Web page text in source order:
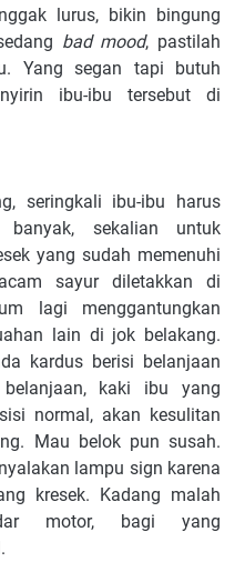
lurus, bikin bingung
bad mood, pastilah
Yang segan tapi butuh
ibu-ibu tersebut di
seringkali ibu-ibu harus
sekalian untuk
yang sudah memenuhi
sayur diletakkan di
lagi menggantungkan
lain di jok belakang.
kardus berisi belanjaan
kaki ibu yang
normal, akan kesulitan
Mau belok pun susah.
lampu sign karena
kresek. Kadang malah
motor, bagi yang